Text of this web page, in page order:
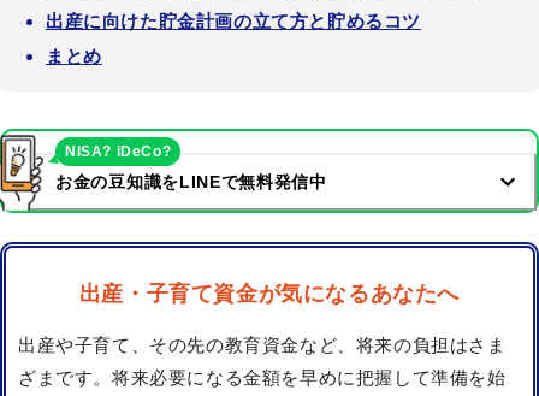
出産に向けた貯金計画の立て方と貯めるコツ
まとめ
お金の豆知識をLINEで無料発信中
NISA? iDeCo?
出産・子育て資金が気になるあなたへ
出産や子育て、その先の教育資金など、将来の負担はさま
ざまです。将来必要になる金額を早めに把握して準備を始